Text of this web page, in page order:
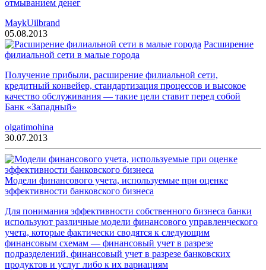
отмыванием денег
MaykUilbrand
05.08.2013
Расширение
филиальной сети в малые города
Получение прибыли, расширение филиальной сети,
кредитный конвейер, стандартизация процессов и высокое
качество обслуживания — такие цели ставит перед собой
Банк «Западный»
olgatimohina
30.07.2013
Модели финансового учета, используемые при оценке
эффективности банковского бизнеса
Для понимания эффективности собственного бизнеса банки
используют различные модели финансового управленческого
учета, которые фактически сводятся к следующим
финансовым схемам — финансовый учет в разрезе
подразделений, финансовый учет в разрезе банковских
продуктов и услуг либо к их вариациям